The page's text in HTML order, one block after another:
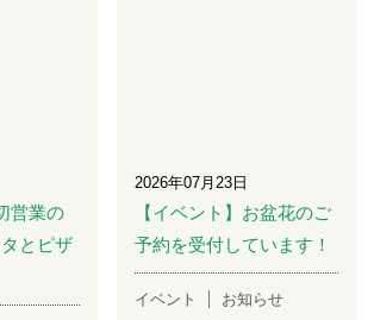
営業の
とピザ
2026年07月23日
【イベント】お盆花のご
予約を受付しています！
イベント お知らせ